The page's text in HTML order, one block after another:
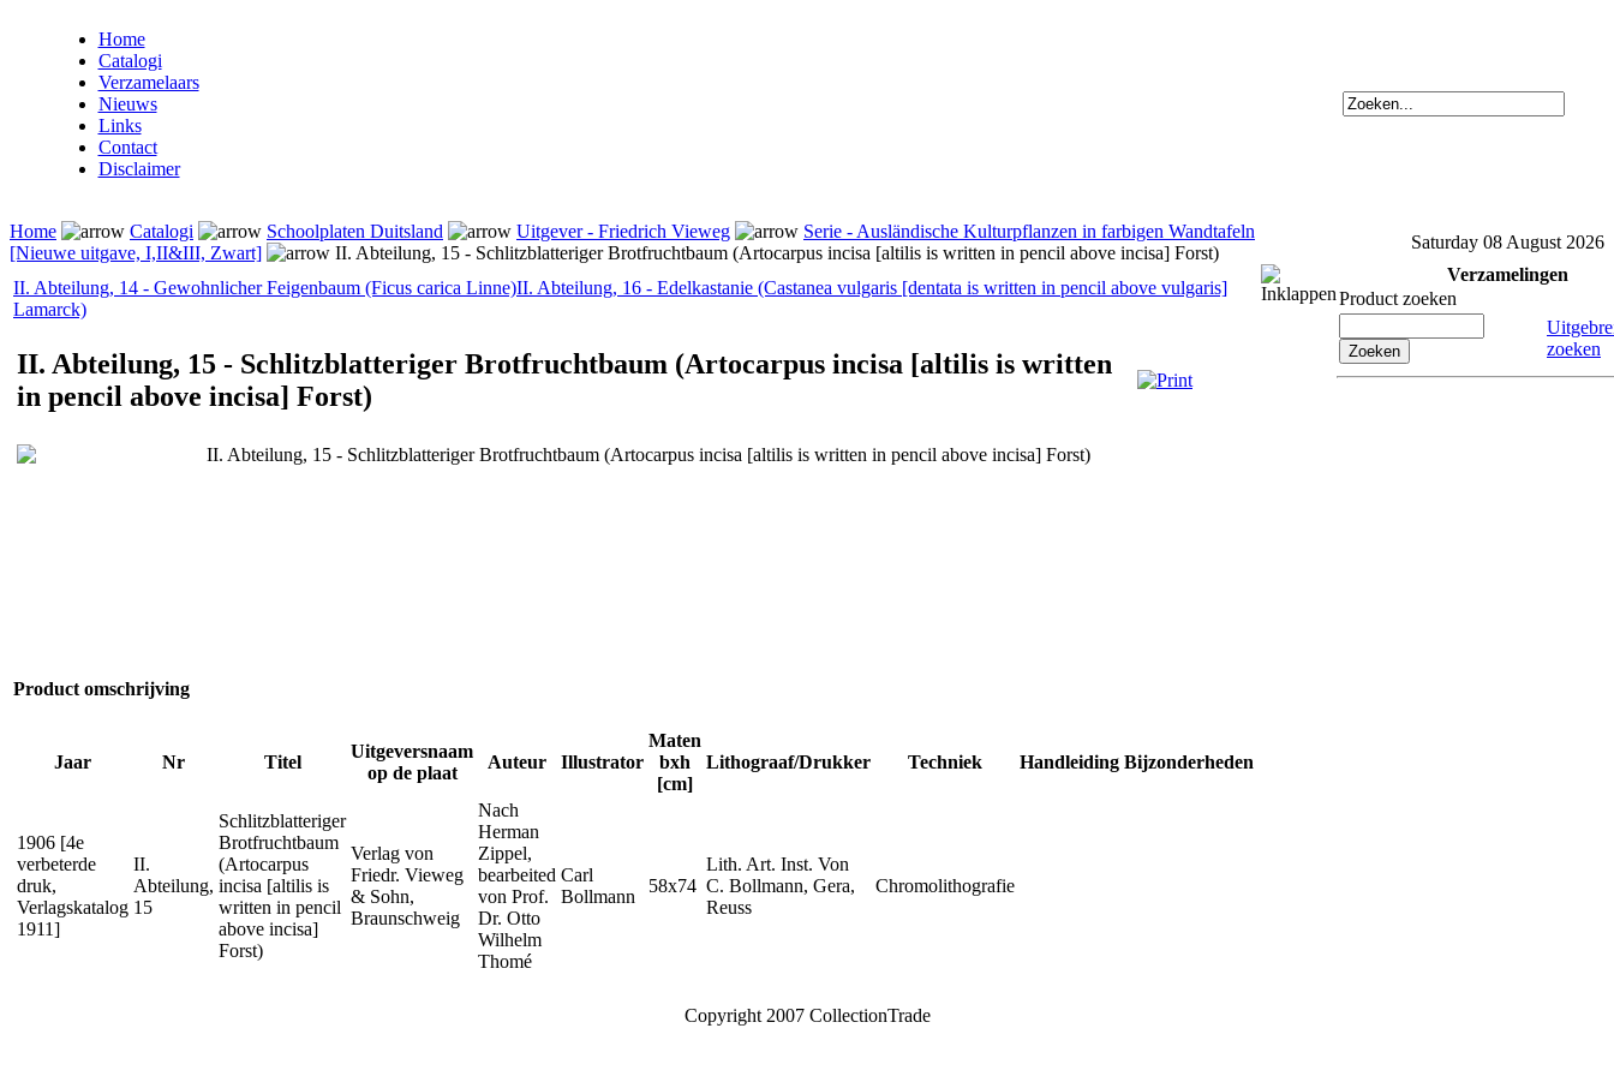
Home
Catalogi
Verzamelaars
Nieuws
Links
Contact
Disclaimer
Home Catalogi Schoolplaten Duitsland Uitgever - Friedrich Vieweg
Serie - Ausländische Kulturpflanzen in farbigen Wandtafeln
[Nieuwe uitgave, I,II&III, Zwart]
II. Abteilung, 15 - Schlitzblatteriger Brotfruchtbaum (Artocarpus incisa [altilis is written in pencil above incisa] Forst)
Saturday 08 August 2026
II. Abteilung, 14 - Gewohnlicher Feigenbaum (Ficus carica Linne)II. Abteilung, 16 - Edelkastanie (Castanea vulgaris [dentata is written in pencil above vulgaris]
Lamarck)
II. Abteilung, 15 - Schlitzblatteriger Brotfruchtbaum (Artocarpus incisa [altilis is written
in pencil above incisa] Forst)
II. Abteilung, 15 - Schlitzblatteriger Brotfruchtbaum (Artocarpus incisa [altilis is written in pencil above incisa] Forst)
Product omschrijving
Jaar Nr Titel
Uitgeversnaam
op de plaat
Auteur Illustrator
Maten
bxh
[cm]
Lithograaf/Drukker Techniek Handleiding Bijzonderheden
1906 [4e
verbeterde
druk,
Verlagskatalog
1911]
II.
Abteilung,
15
Schlitzblatteriger
Brotfruchtbaum
(Artocarpus
incisa [altilis is
written in pencil
above incisa]
Forst)
Verlag von
Friedr. Vieweg
& Sohn,
Braunschweig
Nach
Herman
Zippel,
bearbeited
von Prof.
Dr. Otto
Wilhelm
Thomé
Carl
Bollmann
58x74
Lith. Art. Inst. Von
C. Bollmann, Gera,
Reuss
Chromolithografie
Verzamelingen
Product zoeken
zoeken
Copyright 2007 CollectionTrade